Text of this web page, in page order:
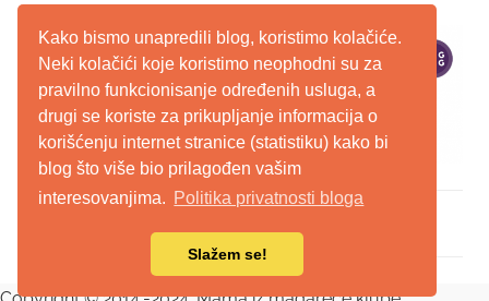
Kako bismo unapredili blog, koristimo kolačiće.
Neki kolačići koje koristimo neophodni su za
pravilno funkcionisanje određenih usluga, a
drugi se koriste za prikupljanje informacija o
korišćenju internet stranice (statistiku) kako bi
blog što više bio prilagođen vašim
interesovanjima. Politika privatnosti bloga
Slažem se!